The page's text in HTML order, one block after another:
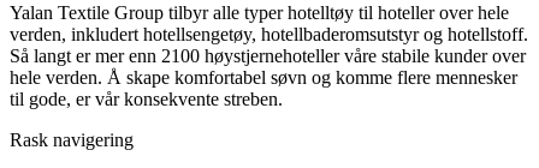
Yalan Textile Group tilbyr alle typer hotelltøy til hoteller over hele
verden, inkludert hotellsengetøy, hotellbaderomsutstyr og hotellstoff.
Så langt er mer enn 2100 høystjernehoteller våre stabile kunder over
hele verden. Å skape komfortabel søvn og komme flere mennesker
til gode, er vår konsekvente streben.
Rask navigering